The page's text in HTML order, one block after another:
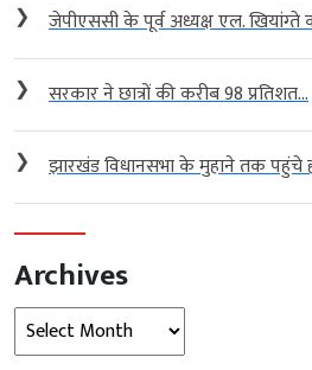
❯ जेपीएससी के पूर्व अध्यक्ष एल. खियांग्ते
❯ सरकार ने छात्रों की करीब 98 प्रतिशत...
❯ झारखंड विधानसभा के मुहाने तक पहुंचे
Archives
Archives